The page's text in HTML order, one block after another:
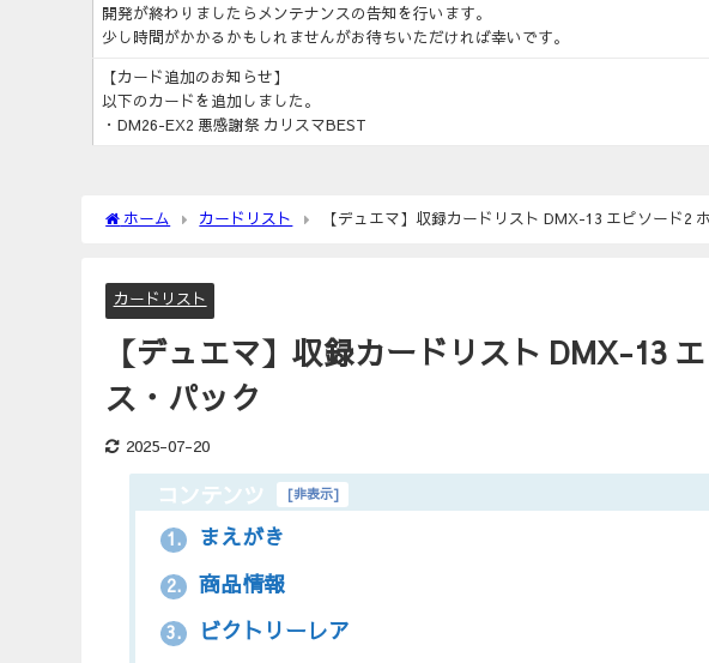
開発が終わりましたらメンテナンスの告知を行います。
少し時間がかかるかもしれませんがお待ちいただければ幸いです。
【カード追加のお知らせ】
以下のカードを追加しました。
・DM26-EX2 悪感謝祭 カリスマBEST
ホーム カードリスト 【デュエマ】収録カードリスト DMX-13 エピソード2
カードリスト
【デュエマ】収録カードリスト DMX-13
ス・パック
2025-07-20
コンテンツ [非表示]
1. まえがき
2. 商品情報
3. ビクトリーレア